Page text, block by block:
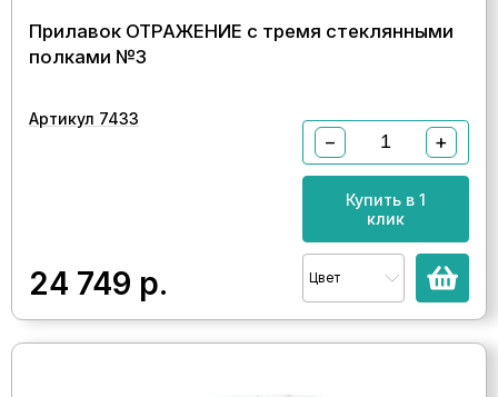
Прилавок ОТРАЖЕНИЕ с тремя стеклянными
полками №3
Артикул 7433
24 749 р.
− +
Купить в 1
клик
Цвет